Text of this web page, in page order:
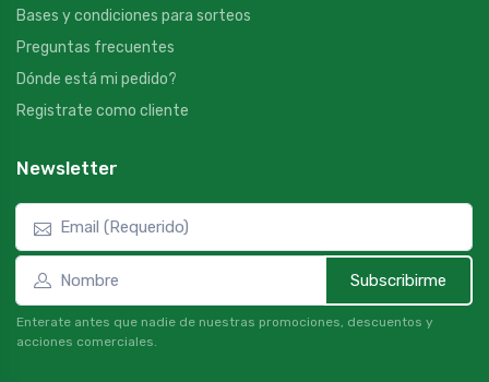
Bases y condiciones para sorteos
Preguntas frecuentes
Dónde está mi pedido?
Registrate como cliente
Newsletter
Subscribirme
Enterate antes que nadie de nuestras promociones, descuentos y
acciones comerciales.